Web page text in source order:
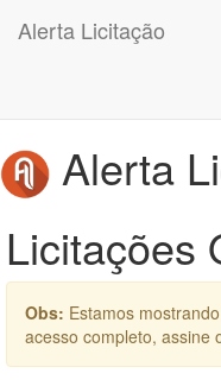
Alerta Licitação
Alerta
Licitações
Obs: Estamos
acesso completo, assine